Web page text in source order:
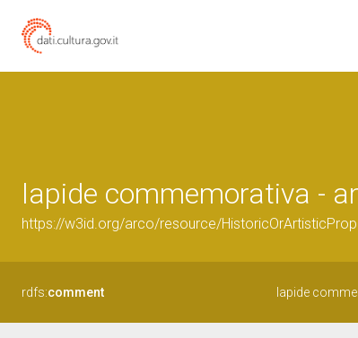
lapide commemorativa -
https://w3id.org/arco/resource/
rdfs:comment lapide